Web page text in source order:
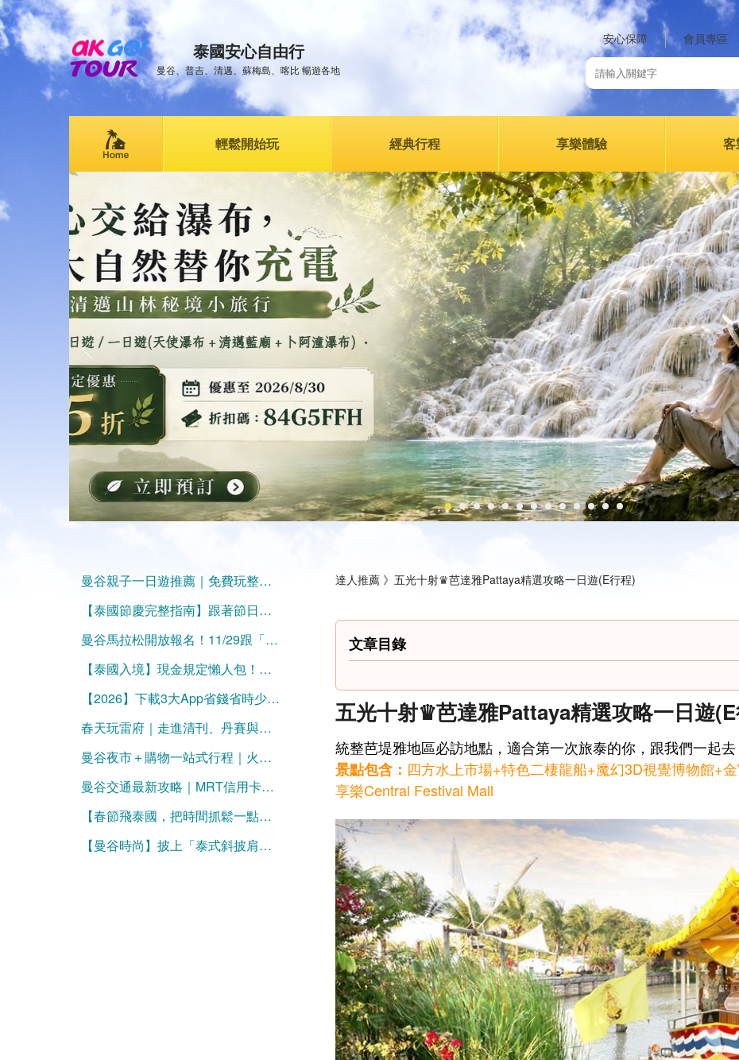
泰國安心自由行
曼谷、普吉、清邁、蘇梅島、喀比 暢遊各地
安心保障 會員專區
輕鬆開始玩 經典行程 享樂體驗 客
達人推薦 》 五光十射♛芭達雅Pattaya精選攻略一日遊(E行程)
文章目錄
五光十射♛芭達雅Pattaya精選攻略一日遊
統整芭堤雅地區必訪地點，適合第一次旅泰的你，跟我們一起去
景點包含： 四方水上市場+特色二棲龍船+魔幻3D視覺博物館+
享樂Central Festival Mall
曼谷親子一日遊推薦｜免費玩整天！兒童探索博物館、Mixt Mall、火車公園、恰圖恰夜市，一條動線玩遍曼谷親子景點
【泰國節慶完整指南】跟著節日旅行，一整年都有理由出發！
曼谷馬拉松開放報名！11/29跟「喬神」跑在曼谷街頭
【泰國入境】現金規定懶人包！免簽也要注意帶夠錢
【2026】下載3大App省錢省時少走冤枉路！
春天玩雷府｜走進清刊、丹賽與納豪的奇幻邊境
曼谷夜市＋購物一站式行程｜火車夜市→JODD→Big C 完整攻略
曼谷交通最新攻略｜MRT信用卡進站、BTS LINE Pay購票一次看懂（2026更新）
【春節飛泰國，把時間抓鬆一點，假期才真的鬆】
【曼谷時尚】披上「泰式斜披肩」，混搭牛仔褲正流行！